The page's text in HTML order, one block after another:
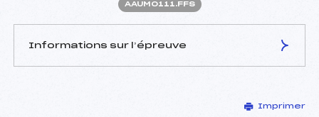
AAUM0111.FFS
Informations sur l’épreuve
BOURGIER ROBERT (AU)
Imprimer